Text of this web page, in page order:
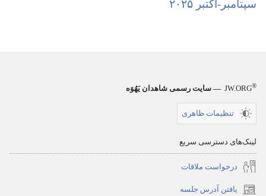
اکتبر
سپتامبر-‏اکتبر ۲۰۲۵
JW.ORG® — سایت رسمی شاهدان یَهُوَه
تنظیمات ظاهری
لینک‌های دسترسی سریع
درخواست ملاقات
یافتن آدرس جلسه